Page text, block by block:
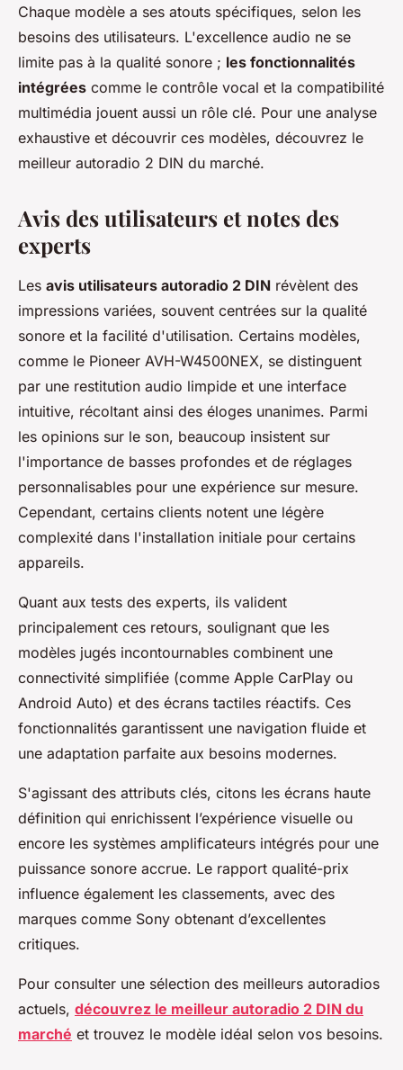
Chaque modèle a ses atouts spécifiques, selon les
besoins des utilisateurs. L'excellence audio ne se
limite pas à la qualité sonore ; les fonctionnalités
intégrées comme le contrôle vocal et la compatibilité
multimédia jouent aussi un rôle clé. Pour une analyse
exhaustive et découvrir ces modèles, découvrez le
meilleur autoradio 2 DIN du marché.
Avis des utilisateurs et notes des
experts
Les avis utilisateurs autoradio 2 DIN révèlent des
impressions variées, souvent centrées sur la qualité
sonore et la facilité d'utilisation. Certains modèles,
comme le Pioneer AVH-W4500NEX, se distinguent
par une restitution audio limpide et une interface
intuitive, récoltant ainsi des éloges unanimes. Parmi
les opinions sur le son, beaucoup insistent sur
l'importance de basses profondes et de réglages
personnalisables pour une expérience sur mesure.
Cependant, certains clients notent une légère
complexité dans l'installation initiale pour certains
appareils.
Quant aux tests des experts, ils valident
principalement ces retours, soulignant que les
modèles jugés incontournables combinent une
connectivité simplifiée (comme Apple CarPlay ou
Android Auto) et des écrans tactiles réactifs. Ces
fonctionnalités garantissent une navigation fluide et
une adaptation parfaite aux besoins modernes.
S'agissant des attributs clés, citons les écrans haute
définition qui enrichissent l’expérience visuelle ou
encore les systèmes amplificateurs intégrés pour une
puissance sonore accrue. Le rapport qualité-prix
influence également les classements, avec des
marques comme Sony obtenant d’excellentes
critiques.
Pour consulter une sélection des meilleurs autoradios
actuels, découvrez le meilleur autoradio 2 DIN du
marché et trouvez le modèle idéal selon vos besoins.